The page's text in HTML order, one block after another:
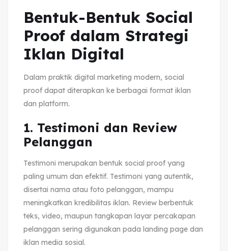
Bentuk-Bentuk Social
Proof dalam Strategi
Iklan Digital
Dalam praktik digital marketing modern, social
proof dapat diterapkan ke berbagai format iklan
dan platform.
1. Testimoni dan Review
Pelanggan
Testimoni merupakan bentuk social proof yang
paling umum dan efektif. Testimoni yang autentik,
disertai nama atau foto pelanggan, mampu
meningkatkan kredibilitas iklan. Review berbentuk
teks, video, maupun tangkapan layar percakapan
pelanggan sering digunakan pada landing page dan
iklan media sosial.